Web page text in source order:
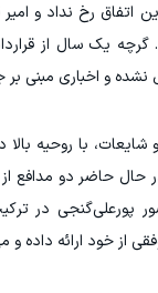
رخ نداد و
و اخباری مبنی بر
با روحیه
حال حاضر دو
خود ارائه داده و